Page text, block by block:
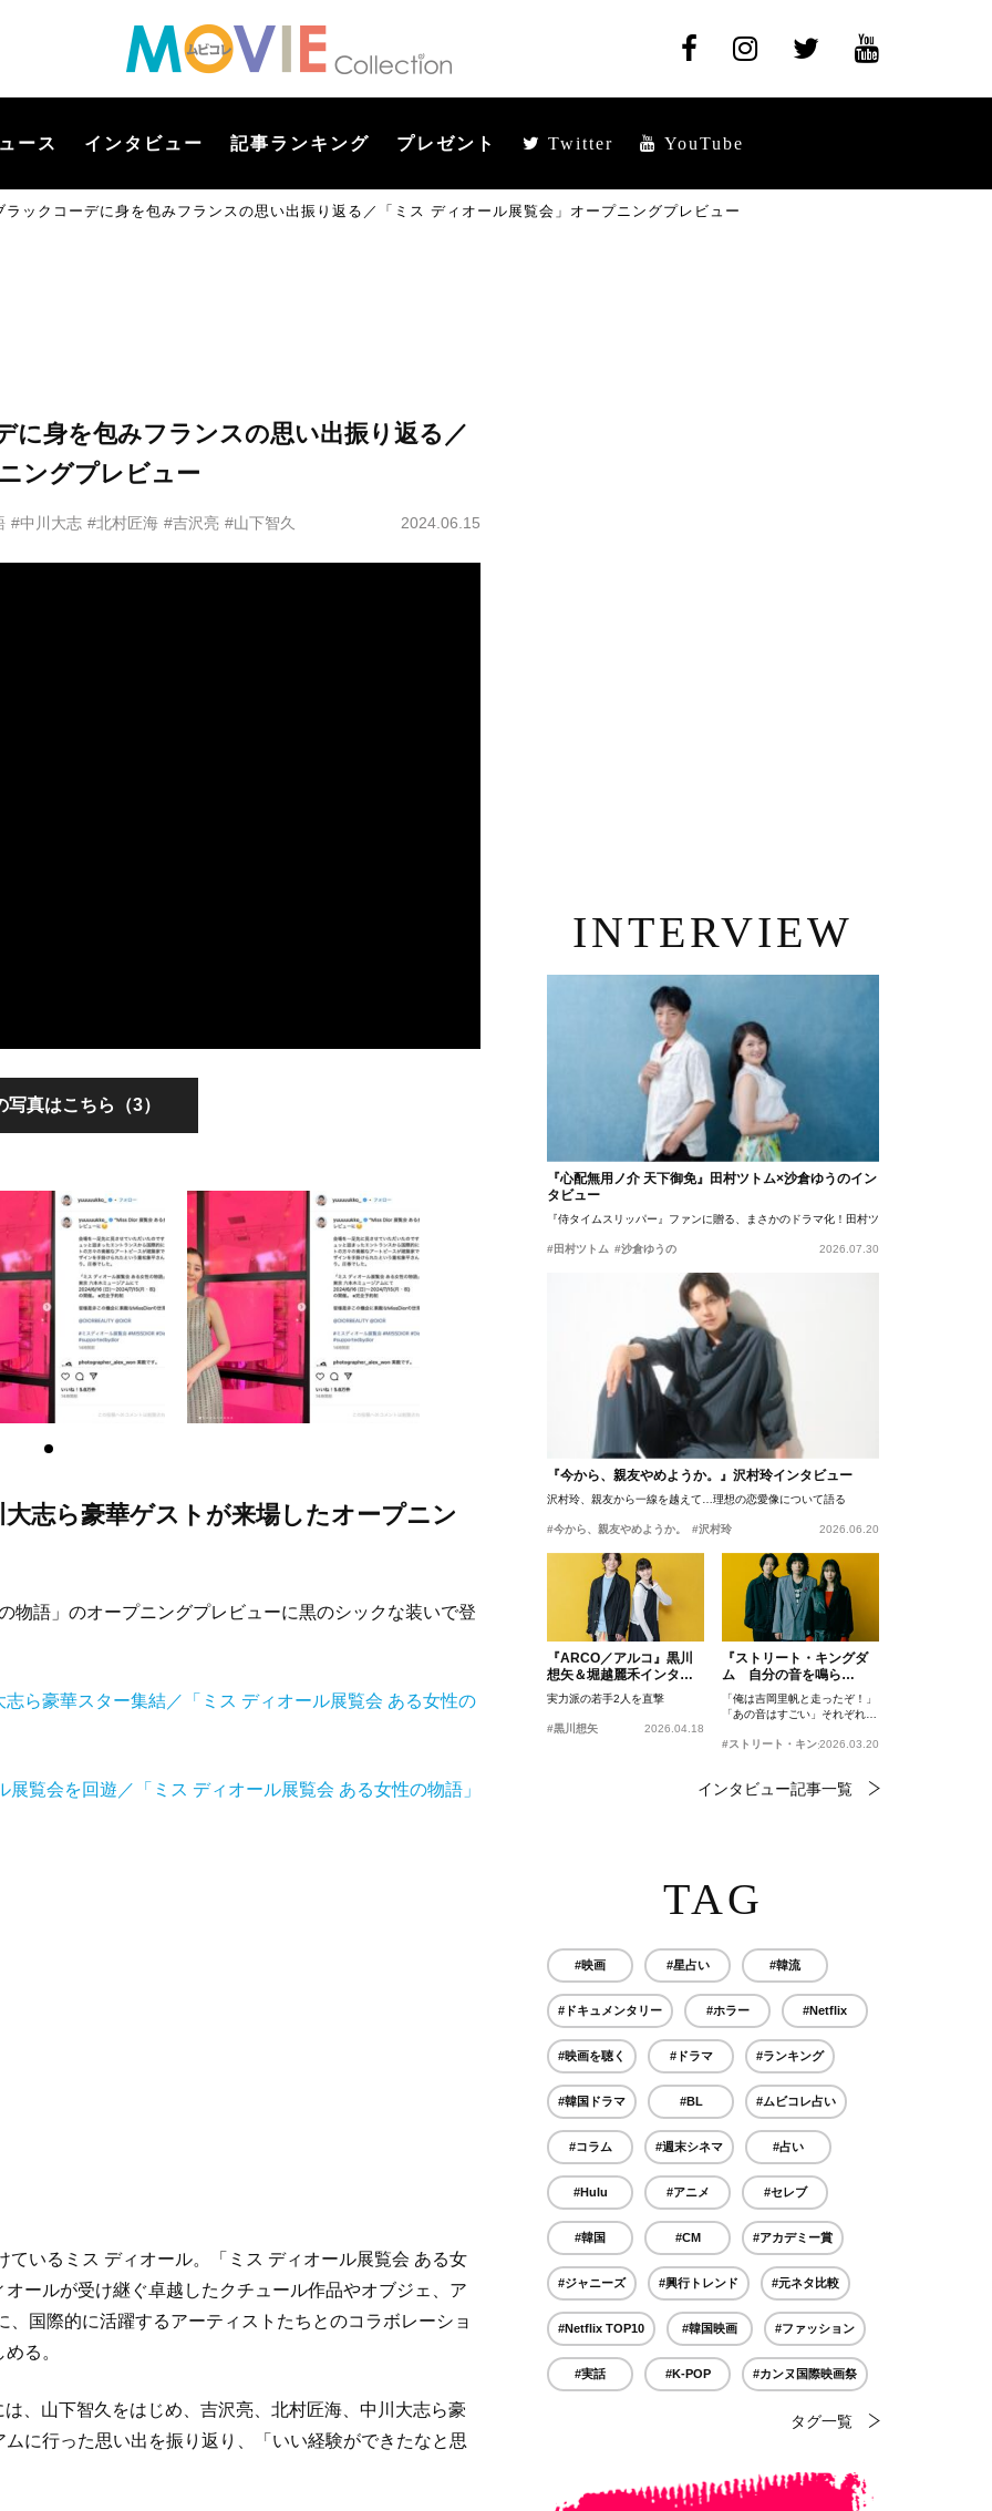
ース インタビュー 記事ランキング プレゼント Twitter YouTube
ラックコーデに身を包みフランスの思い出振り返る／「ミス ディオール展覧会」オープニングプレビュー
に身を包みフランスの思い出振り返る／
ングプレビュー
#中川大志 #北村匠海 #吉沢亮 #山下智久 2024.06.15
写真はこちら（3）
志ら豪華ゲストが来場したオープニン
物語」のオープニングプレビューに黒のシックな装いで登
ら豪華スター集結／「ミス ディオール展覧会 ある女性の
覧会を回遊／「ミス ディオール展覧会 ある女性の物語」
いるミス ディオール。「ミス ディオール展覧会 ある女
ールが受け継ぐ卓越したクチュール作品やオブジェ、ア
国際的に活躍するアーティストたちとのコラボレーショ
る。
、山下智久をはじめ、吉沢亮、北村匠海、中川大志ら豪
に行った思い出を振り返り、「いい経験ができたなと思
INTERVIEW
『心配無用ノ介 天下御免』田村ツトム×沙倉ゆうのイン
タビュー
『侍タイムスリッパー』ファンに贈る、まさかのドラマ化！田村ツトム×沙倉ゆうのが語
#田村ツトム #沙倉ゆうの 2026.07.30
『今から、親友やめようか。』沢村玲インタビュー
沢村玲、親友から一線を越えて…理想の恋愛像について語る
#今から、親友やめようか。 #沢村玲 2026.06.20
『ARCO／アルコ』黒川
想矢＆堀越麗禾インタビ
ュー
実力派の若手2人を直撃
#黒川想矢 2026.04.18
『ストリート・キングダ
ム 自分の音を鳴ら
せ。』峯田和伸、若葉竜
也、吉岡里帆インタビュ
ー
「俺は吉岡里帆と走ったぞ！」
「あの音はすごい」それぞれの
#ストリート・キングダム 自分の音を鳴らせ。
2026.03.20
インタビュー記事一覧
TAG
#映画 #星占い #韓流
#ドキュメンタリー #ホラー #Netflix
#映画を聴く #ドラマ #ランキング
#韓国ドラマ #BL #ムビコレ占い
#コラム #週末シネマ #占い
#Hulu #アニメ #セレブ
#韓国 #CM #アカデミー賞
#ジャニーズ #興行トレンド #元ネタ比較
#Netflix TOP10 #韓国映画 #ファッション
#実話 #K-POP #カンヌ国際映画祭
タグ一覧